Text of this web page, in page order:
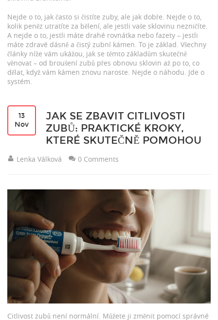
Nejde o to, jak často si čistíte zuby, ale jak dobře. Nejde o to,
kolik peněz utratíte za bělení, ale jestli vaše sklovinu nezničíte.
A nejde o to, jestli máte drahé rovnátka nebo fazety – jestli
máte zdravé dásně a čistý zubní kámen. To je základ. Všechny
články níže vám ukážou, jak se těmto základům skutečně
věnovat – od broušení zubů přes obnovu sklovin až po to, co
dělat, když vám kámen znovu naroste. Nejde o náhodu. Jde o
systém.
13
Nov
JAK SE ZBAVIT CITLIVOSTI
ZUBŮ: PRAKTICKÉ KROKY,
KTERÉ SKUTEČNĚ POMOHOU
Lenka Válková 0 Comments
Citlivost zubů není normální. Můžete ji změnit pomocí správné